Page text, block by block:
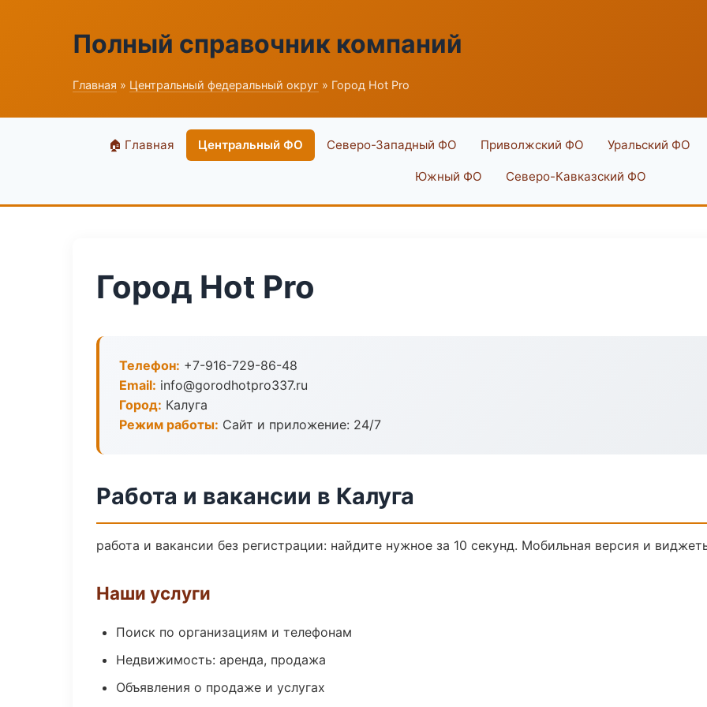
Полный справочник компаний
Главная » Центральный федеральный округ » Город Hot Pro
🏠 Главная Центральный ФО Северо-Западный ФО Приволжский ФО Уральский ФО
Южный ФО Северо-Кавказский ФО
Город Hot Pro
Телефон: +7-916-729-86-48
Email: info@gorodhotpro337.ru
Город: Калуга
Режим работы: Сайт и приложение: 24/7
Работа и вакансии в Калуга
работа и вакансии без регистрации: найдите нужное за 10 секунд. Мобильная версия и
Наши услуги
Поиск по организациям и телефонам
Недвижимость: аренда, продажа
Объявления о продаже и услугах